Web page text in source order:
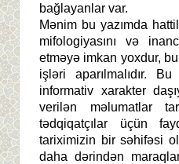
bağlayanlar var.
Mənim bu yazımda
mifologiyasını və
etməyə imkan yoxdur,
işləri aparılmalıdır.
informativ xarakter
verilən məlumatlar
tədqiqatçılar üçün
tariximizin bir səhifəsi
daha dərindən